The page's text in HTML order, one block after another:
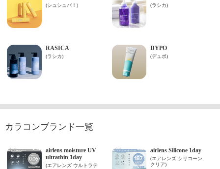
カラコンブランド一覧